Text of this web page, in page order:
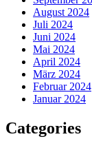
August 2024
Juli 2024
Juni 2024
Mai 2024
April 2024
März 2024
Februar 2024
Januar 2024
Categories